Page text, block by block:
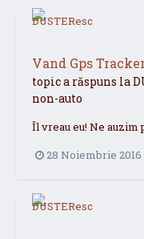
Vand Gps
topic a răspuns la
non-auto
Îl vreau eu! Ne auzim
28 Noiembrie 2016